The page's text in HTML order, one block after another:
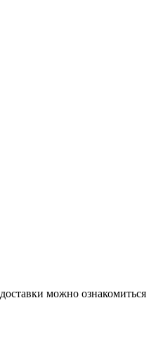
можно ознакомиться